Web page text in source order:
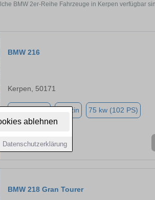
ablehnen
Datenschutzerklärung
BMW 2er-Reihe Fahrzeuge in Kerpen verfügbar
BMW 216
Kerpen, 50171
Benzin 75 kw (102 PS)
BMW 218 Gran Tourer